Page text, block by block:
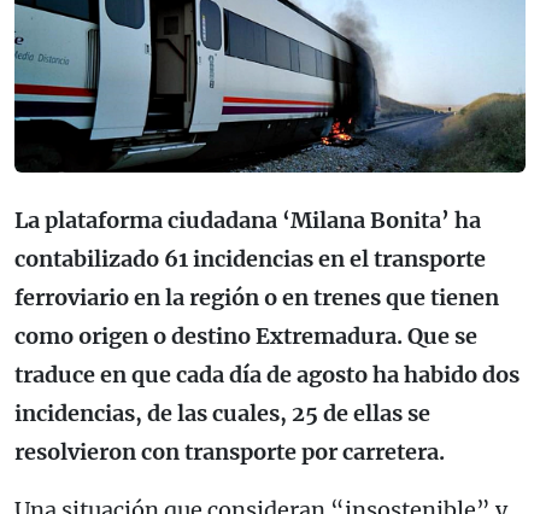
La plataforma ciudadana ‘Milana Bonita’ ha
contabilizado 61 incidencias en el transporte
ferroviario en la región o en trenes que tienen
como origen o destino Extremadura. Que se
traduce en que cada día de agosto ha habido dos
incidencias, de las cuales, 25 de ellas se
resolvieron con transporte por carretera.